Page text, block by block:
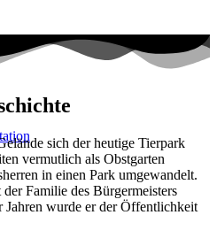
sich der heutige Tierpark
vermutlich als Obstgarten
in einen Park umgewandelt.
Familie des Bürgermeisters
Jahren wurde er der Öffentlichkeit